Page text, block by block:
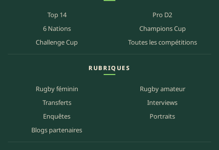
Top 14
Pro D2
6 Nations
Champions Cup
Challenge Cup
Toutes les compétitions
RUBRIQUES
Rugby féminin
Rugby amateur
Transferts
Interviews
Enquêtes
Portraits
Blogs partenaires